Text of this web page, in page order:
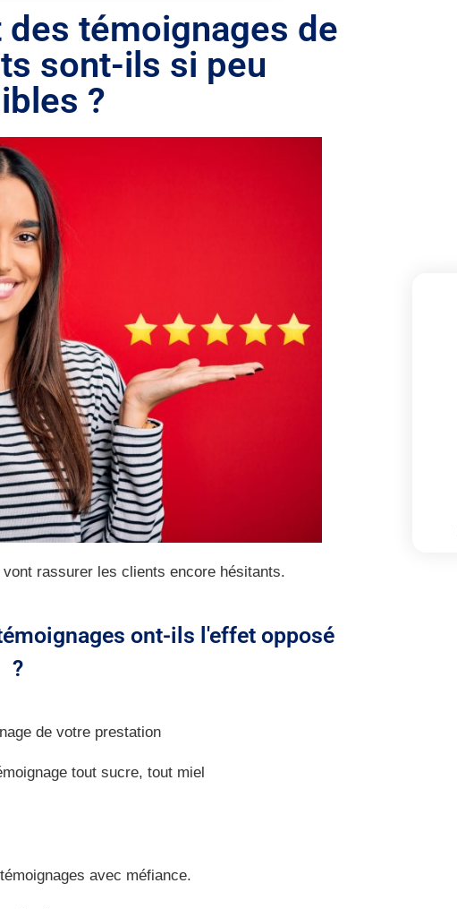
témoignages de
sont-ils si peu
?
rassurer les clients encore hésitants.
ont-ils l'effet opposé
?
de votre prestation
tout sucre, tout miel
avec méfiance.